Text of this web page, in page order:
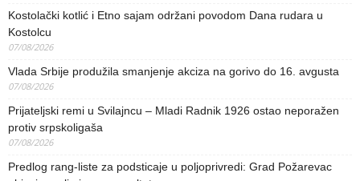
Kostolački kotlić i Etno sajam održani povodom Dana rudara u
Kostolcu
07/08/2026
Vlada Srbije produžila smanjenje akciza na gorivo do 16. avgusta
07/08/2026
Prijateljski remi u Svilajncu – Mladi Radnik 1926 ostao neporažen
protiv srpskoligaša
07/08/2026
Predlog rang-liste za podsticaje u poljoprivredi: Grad Požarevac